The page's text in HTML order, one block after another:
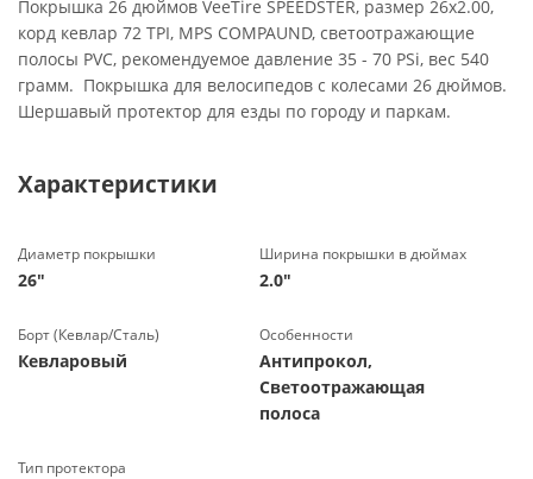
Покрышка 26 дюймов VeeTire SPEEDSTER, размер 26x2.00,
корд кевлар 72 TPI, MPS COMPAUND, светоотражающие
полосы PVC, рекомендуемое давление 35 - 70 PSi, вес 540
грамм. Покрышка для велосипедов с колесами 26 дюймов.
Шершавый протектор для езды по городу и паркам.
Характеристики
Диаметр покрышки
26"
Ширина покрышки в дюймах
2.0"
Борт (Кевлар/Сталь)
Кевларовый
Особенности
Антипрокол,
Светоотражающая
полоса
Тип протектора